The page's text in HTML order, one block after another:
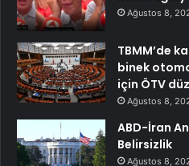
Ağustos 8,
TBMM’de
binek
için ÖTV
Ağustos 8,
ABD-İran
Belirsizlik
Ağustos 8,